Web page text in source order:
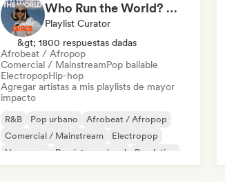
Who Run the World? Girls! 🔥 Female Empowerment Pop & Girl-Power Anthems
Playlist Curator
&gt; 1800 respuestas dadas
Afrobeat / Afropop
Comercial / MainstreamPop bailable
ElectropopHip-hop
Agregar artistas a mis playlists de mayor
impacto
R&B Pop urbano
Afrobeat / Afropop
Comercial / Mainstream
Electropop
Hyperpop
Pop internacional Pop latino